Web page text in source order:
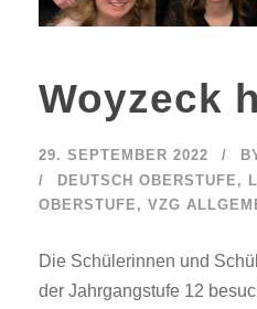
Woyzeck
29. SEPTEMBER 2022
DEUTSCH OBERSTUFE ,
OBERSTUFE , VZG
Die Schülerinnen und
der Jahrgangstufe 12